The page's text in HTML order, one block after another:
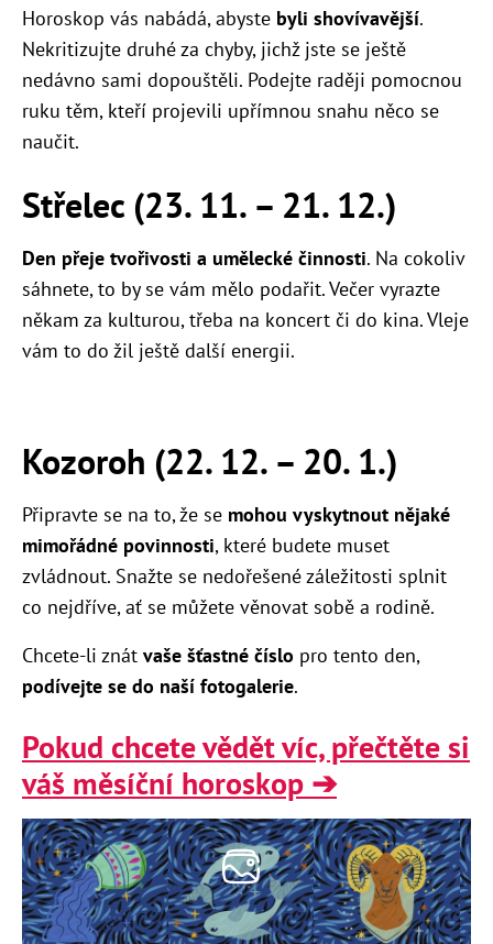
Horoskop vás nabádá, abyste byli shovívavější.
Nekritizujte druhé za chyby, jichž jste se ještě
nedávno sami dopouštěli. Podejte raději pomocnou
ruku těm, kteří projevili upřímnou snahu něco se
naučit.
Střelec (23. 11. – 21. 12.)
Den přeje tvořivosti a umělecké činnosti. Na cokoliv
sáhnete, to by se vám mělo podařit. Večer vyrazte
někam za kulturou, třeba na koncert či do kina. Vleje
vám to do žil ještě další energii.
Kozoroh (22. 12. – 20. 1.)
Připravte se na to, že se mohou vyskytnout nějaké
mimořádné povinnosti, které budete muset
zvládnout. Snažte se nedořešené záležitosti splnit
co nejdříve, ať se můžete věnovat sobě a rodině.
Chcete-li znát vaše šťastné číslo pro tento den,
podívejte se do naší fotogalerie.
Pokud chcete vědět víc, přečtěte si
váš měsíční horoskop ➔